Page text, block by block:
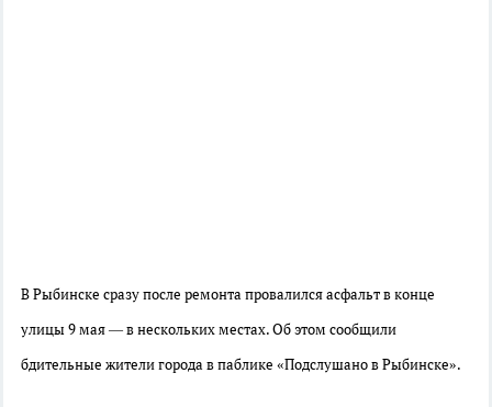
В Рыбинске сразу после ремонта провалился асфальт в конце
улицы 9 мая — в нескольких местах. Об этом сообщили
бдительные жители города в паблике «Подслушано в Рыбинске».